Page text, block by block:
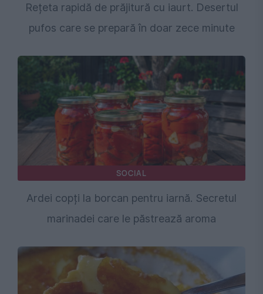
Rețeta rapidă de prăjitură cu iaurt. Desertul
pufos care se prepară în doar zece minute
SOCIAL
Ardei copți la borcan pentru iarnă. Secretul
marinadei care le păstrează aroma